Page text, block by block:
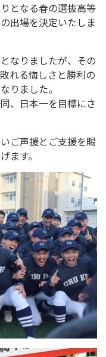
となる春の選抜高等
出場を決定いたしま
なりましたが、その
れる悔しさと勝利の
りました。
、日本一を目標にさ
ご声援とご支援を賜
ます。